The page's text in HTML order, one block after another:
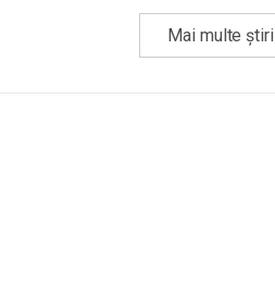
Mai multe știri